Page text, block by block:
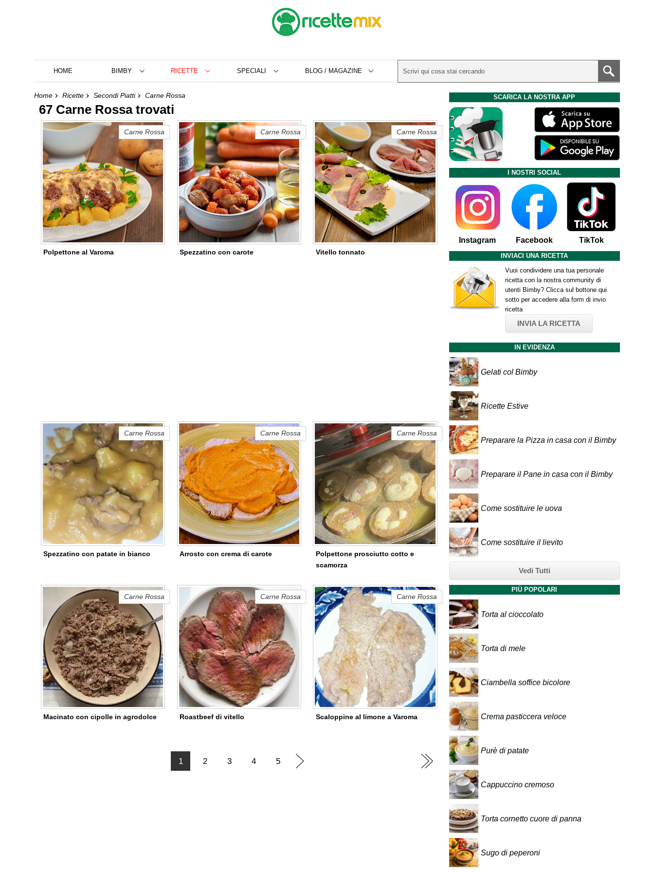
HOME BIMBY RICETTE SPECIALI BLOG / MAGAZINE
Home Ricette Secondi Piatti Carne Rossa
67 Carne Rossa trovati
Polpettone al Varoma
Carne Rossa
Spezzatino con carote
Carne Rossa
Vitello tonnato
Carne Rossa
Spezzatino con patate in bianco
Carne Rossa
Arrosto con crema di carote
Carne Rossa
Polpettone prosciutto cotto e
scamorza
Carne Rossa
Macinato con cipolle in agrodolce
Carne Rossa
Roastbeef di vitello
Carne Rossa
Scaloppine al limone a Varoma
Carne Rossa
1 2 3 4 5
SCARICA LA NOSTRA APP
I NOSTRI SOCIAL
Instagram Facebook TikTok
INVIACI UNA RICETTA
Vuoi condividere una tua personale
ricetta con la nostra community di
utenti Bimby? Clicca sul bottone qui
sotto per accedere alla form di invio
ricetta
INVIA LA RICETTA
IN EVIDENZA
Gelati col Bimby
Ricette Estive
Preparare la Pizza in casa con il Bimby
Preparare il Pane in casa con il Bimby
Come sostituire le uova
Come sostituire il lievito
Vedi Tutti
PIÙ POPOLARI
Torta al cioccolato
Torta di mele
Ciambella soffice bicolore
Crema pasticcera veloce
Purè di patate
Cappuccino cremoso
Torta cornetto cuore di panna
Sugo di peperoni